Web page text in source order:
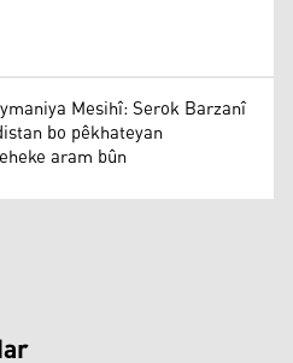
Mesihî: Serok Barzanî
bo pêkhateyan
aram bûn